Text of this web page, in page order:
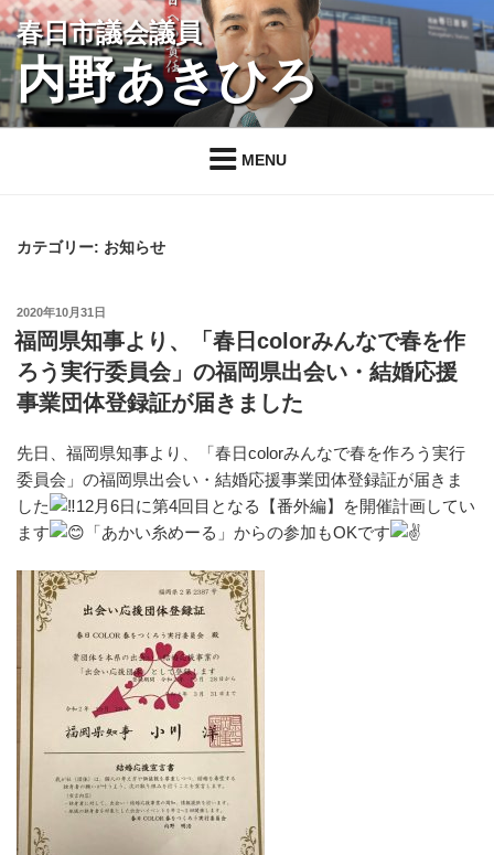
コ
ン
ツ
春日市議会議員
内野あきひろ
MENU
カテゴリー: お知らせ
投
稿
日:
2020年10月31日
福岡県知事より、「春日colorみんなで春を作
ろう実行委員会」の福岡県出会い・結婚応援
事業団体登録証が届きました
先日、福岡県知事より、「春日colorみんなで春を作ろう実行
委員会」の福岡県出会い・結婚応援事業団体登録証が届きま
した
12月6日に第4回目となる【番外編】を開催計画してい
ます
「あかい糸めーる」からの参加もOKです